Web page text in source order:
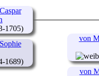
1689)
1705)
von
von